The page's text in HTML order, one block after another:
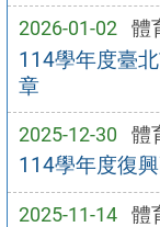
2026-01-02 體
114學年度臺
章
2025-12-30 體
114學年度復
2025-11-14 體